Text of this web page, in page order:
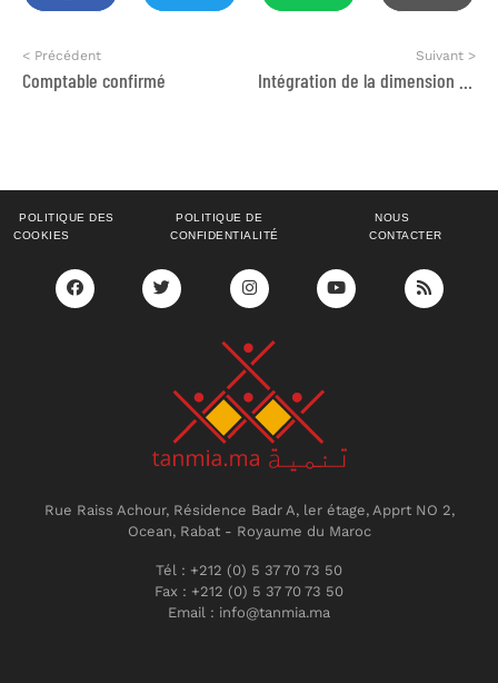
< Précédent
Comptable confirmé
Suivant >
POLITIQUE DES
COOKIES
POLITIQUE DE
CONFIDENTIALITÉ
NOUS
CONTACTER
Rue Raiss Achour, Résidence Badr A, ler étage, Apprt NO 2,
Ocean, Rabat - Royaume du Maroc
Tél : +212 (0) 5 37 70 73 50
Fax : +212 (0) 5 37 70 73 50
Email : info@tanmia.ma